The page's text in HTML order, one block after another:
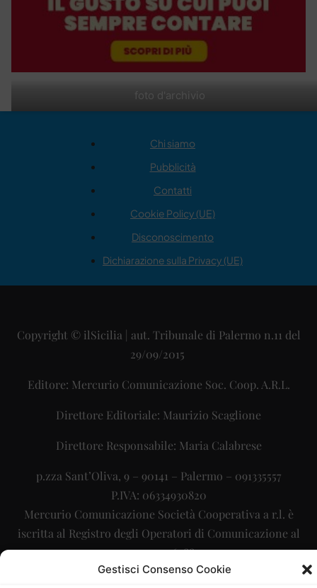
Gestisci Consenso Cookie
foto d'archivio
Chi siamo
Pubblicità
Contatti
Cookie Policy (UE)
Disconoscimento
Dichiarazione sulla Privacy (UE)
Copyright © ilSicilia | aut. Tribunale di Palermo n.11 del
29/09/2015
Editore: Mercurio Comunicazione Soc. Coop. A.R.L.
Direttore Editoriale: Maurizio Scaglione
Direttore Responsabile: Maria Calabrese
p.zza Sant’Oliva, 9 – 90141 – Palermo – 091335557
P.IVA: 06334930820
Mercurio Comunicazione Società Cooperativa a r.l. è
iscritta al Registro degli Operatori di Comunicazione al
numero 26988